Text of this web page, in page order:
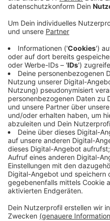
Veröffentlicht:Samstag,
Anzeige
Dörfer sind ein wichtiges
Oberbergischen Kreis.
in Oberberg leben in
Beim Dorftag geht es
Zukunft, zum Beispiel
geographischen Wandel
Am Samstag
Dorfgemeinschaften ihre
diskutiert und in
Thema des Dorftages
lernen - miteinander
Anzeige